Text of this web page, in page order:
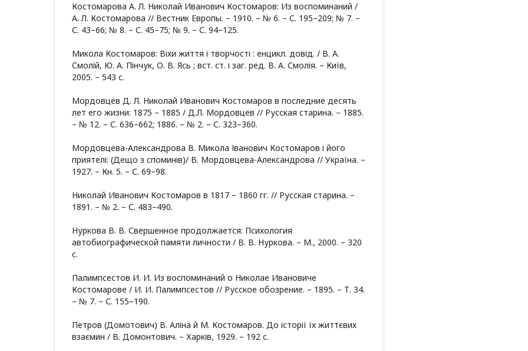
Костомарова А. Л. Николай Иванович Костомаров: Из воспоминаний /
А. Л. Костомарова // Вестник Европы. – 1910. – № 6. – С. 195–209; № 7. –
С. 43–66; № 8. – С. 45–75; № 9. – С. 94–125.
Микола Костомаров: Віхи життя і творчості : енцикл. довід. / В. А.
Смолій, Ю. А. Пінчук, О. В. Ясь ; вст. ст. і заг. ред. В. А. Смолія. – Київ,
2005. – 543 с.
Мордовцев Д. Л. Николай Иванович Костомаров в последние десять
лет его жизни: 1875 – 1885 / Д.Л. Мордовцев // Русская старина. – 1885.
– № 12. – С. 636–662; 1886. – № 2. – С. 323–360.
Мордовцева-Александрова В. Микола Іванович Костомаров і його
приятелі: (Дещо з споминів)/ В. Мордовцева-Александрова // Україна. –
1927. – Кн. 5. – С. 69–98.
Николай Иванович Костомаров в 1817 – 1860 гг. // Русская старина. –
1891. – № 2. – С. 483–490.
Нуркова В. В. Свершенное продолжается: Психология
автобиографической памяти личности / В. В. Нуркова. – М., 2000. – 320
с.
Палимпсестов И. И. Из воспоминаний о Николае Ивановиче
Костомарове / И. И. Палимпсестов // Русское обозрение. – 1895. – Т. 34.
– № 7. – С. 155–190.
Петров (Домотович) В. Аліна й М. Костомаров. До історії їх життєвих
взаємин / В. Домонтович. – Харків, 1929. – 192 с.